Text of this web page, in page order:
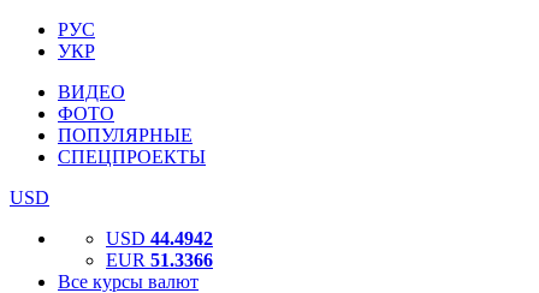
РУС
УКР
ВИДЕО
ФОТО
ПОПУЛЯРНЫЕ
СПЕЦПРОЕКТЫ
USD
USD 44.4942
EUR 51.3366
Все курсы валют